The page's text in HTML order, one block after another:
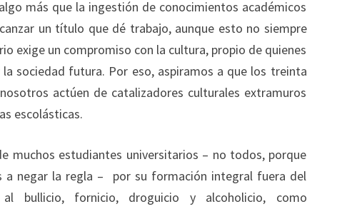
más que la ingestión de conocimientos académicos
un título que dé trabajo, aunque esto no siempre
exige un compromiso con la cultura, propio de quienes
sociedad futura. Por eso, aspiramos a que los treinta
actúen de catalizadores culturales extramuros
escolásticas.
muchos estudiantes universitarios – no todos, porque
a negar la regla – por su formación integral fuera del
al bullicio, fornicio, droguicio y alcoholicio, como